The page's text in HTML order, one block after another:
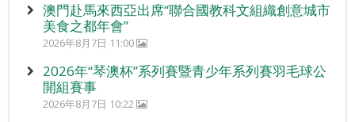
澳門赴馬來西亞出席“聯合國教科文組織創意城市
美食之都年會”
2026年8月7日 11:00
2026年“琴澳杯”系列賽暨青少年系列賽羽毛球公
開組賽事
2026年8月7日 10:22